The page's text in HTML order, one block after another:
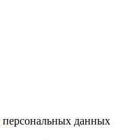
персональных данных